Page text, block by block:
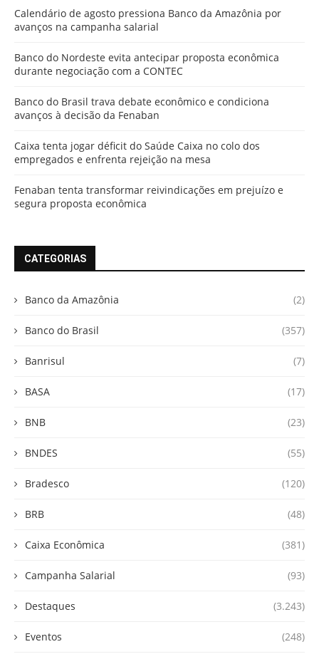
Calendário de agosto pressiona Banco da Amazônia por
avanços na campanha salarial
Banco do Nordeste evita antecipar proposta econômica
durante negociação com a CONTEC
Banco do Brasil trava debate econômico e condiciona
avanços à decisão da Fenaban
Caixa tenta jogar déficit do Saúde Caixa no colo dos
empregados e enfrenta rejeição na mesa
Fenaban tenta transformar reivindicações em prejuízo e
segura proposta econômica
CATEGORIAS
Banco da Amazônia (2)
Banco do Brasil (357)
Banrisul (7)
BASA (17)
BNB (23)
BNDES (55)
Bradesco (120)
BRB (48)
Caixa Econômica (381)
Campanha Salarial (93)
Destaques (3.243)
Eventos (248)